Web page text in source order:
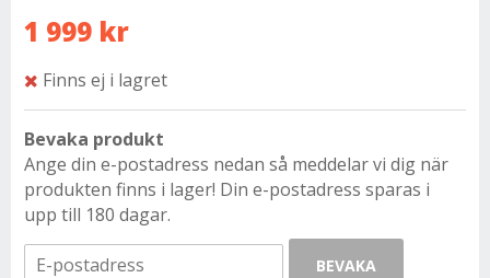
1 999 kr
Finns ej i lagret
Bevaka produkt
Ange din e-postadress nedan så meddelar vi dig när
produkten finns i lager! Din e-postadress sparas i
upp till 180 dagar.
BEVAKA